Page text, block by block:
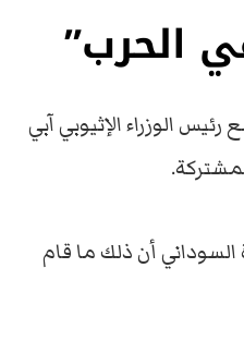
الحرب”
الوزراء الإثيوبي آبي
أن ذلك ما قام